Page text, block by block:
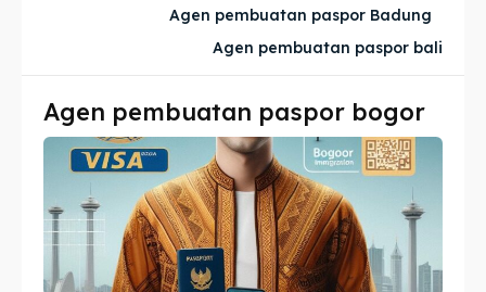
Imta
Legalisir
Apostille
Penerjemah
Imta
Legalisir
Apostille
Penerjemah
Agen pembuatan paspor Badung
Agen pembuatan paspor bali
Agen pembuatan paspor bogor